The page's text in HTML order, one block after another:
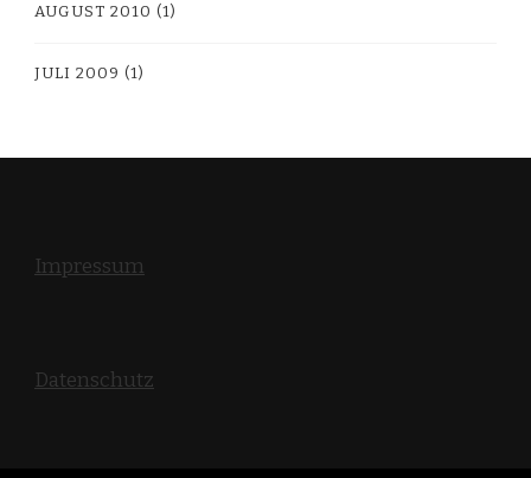
AUGUST 2010 (1)
JULI 2009 (1)
Impressum
Datenschutz